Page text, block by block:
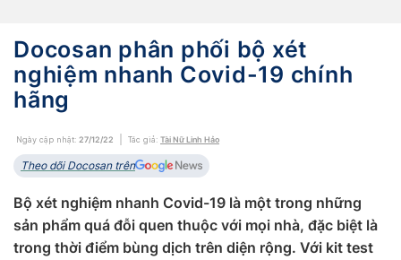
Docosan phân phối bộ xét
nghiệm nhanh Covid-19 chính
hãng
Ngày cập nhật: 27/12/22 Tác giả: Tài Nữ Linh Hảo
Theo dõi Docosan trên
Bộ xét nghiệm nhanh Covid-19 là một trong những
sản phẩm quá đỗi quen thuộc với mọi nhà, đặc biệt là
trong thời điểm bùng dịch trên diện rộng. Với kit test